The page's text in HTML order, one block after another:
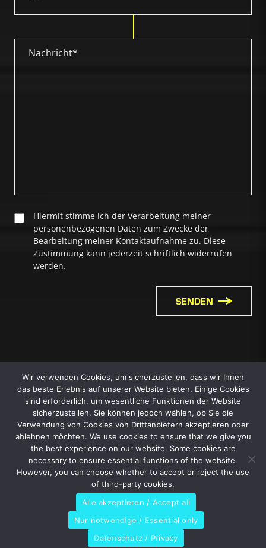
Hiermit stimme ich der Verarbeitung meiner
personenbezogenen Daten zum Zwecke der
Bearbeitung meiner Kontaktaufnahme zu. Diese
Zustimmung kann jederzeit schriftlich widerrufen
werden.
SENDEN
Wir verwenden Cookies, um sicherzustellen, dass wir Ihnen
das beste Erlebnis auf unserer Website bieten. Einige Cookies
sind erforderlich, um wesentliche Funktionen der Website
sicherzustellen. Sie können jedoch wählen, ob Sie die
Verwendung von Cookies von Drittanbietern akzeptieren oder
ablehnen möchten. We use cookies to ensure that we give you
the best experience on our website. Some cookies are
necessary to ensure essential functions of the website.
However, you can choose whether to accept or reject the use
of third-party cookies.
Alle akzeptieren / Accept all
Nur notwendige / Essential only
Datenschutz / Privacy